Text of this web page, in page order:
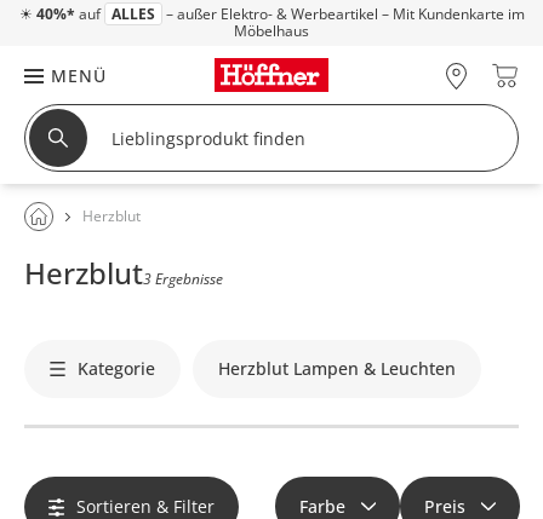
☀ 40%* auf ALLES – außer Elektro- & Werbeartikel – Mit Kundenkarte im
Möbelhaus
MENÜ
Herzblut
Herzblut3 Ergebnisse
Kategorie Herzblut Lampen & Leuchten
Sortieren & Filter Farbe Preis